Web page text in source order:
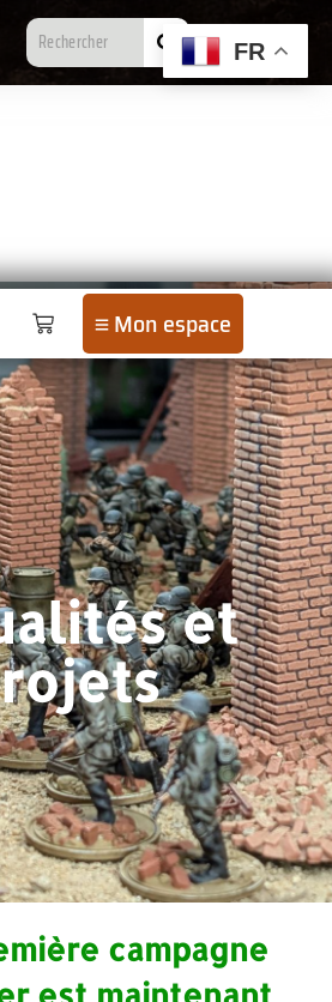
Mon espace
et projets
et
campagne
FR